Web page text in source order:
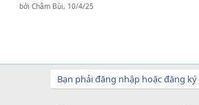
bởiChâm Bùi, 10/4/25
Bạn phải đăng nhập hoặc đăng